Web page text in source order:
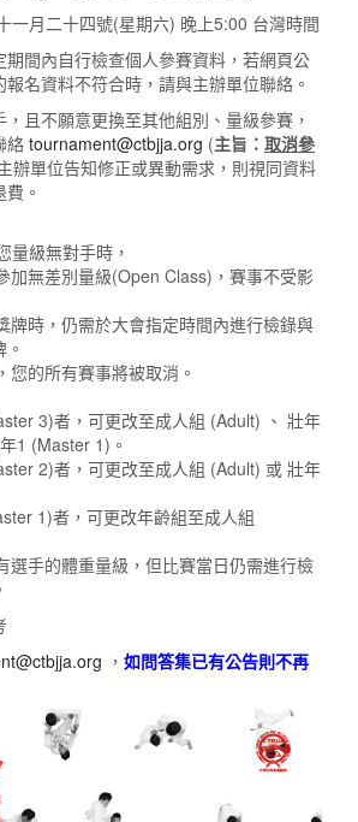
一月二十四號(星期六) 晚上5:00 台灣時間
間內自行檢查個人參賽資料，若網頁公
名資料不符合時，請與主辦單位聯絡。
且不願意更換至其他組別、量級參賽，
絡 tournament@ctbjja.org (主旨： 取消參
辦單位告知修正或異動需求，則視同資料
。
量級無對手時，
加無差別量級(Open Class)，賽事不受影
牌時，仍需於大會指定時間內進行檢錄與
您的所有賽事將被取消。
3)者，可更改至成人組 (Adult) 、 壯年
1 (Master 1)。
2)者，可更改至成人組 (Adult) 或 壯年
1)者，可更改年齡組至成人組
選手的體重量級，但比賽當日仍需進行檢
， 如問答集已有公告則不再